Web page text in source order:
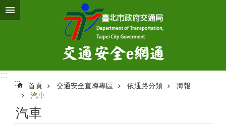
跳到主要內容區塊
:::
:::
首頁 交通安全宣導專區 依通路分類
海報
汽車
汽車